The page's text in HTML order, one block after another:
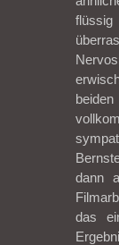
dann
das